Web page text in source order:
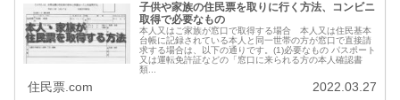
子供や家族の住民票を取りに行く方法、コンビニ
取得で必要なもの
本人又はご家族が窓口で取得する場合 本人又は住民基本
台帳に記録されている本人と同一世帯の方が窓口で直接請
求する場合は、以下の通りです。(1)必要なもの パスポート
又は運転免許証などの「窓口に来られる方の本人確認書
類...
住民票.com 2022.03.27